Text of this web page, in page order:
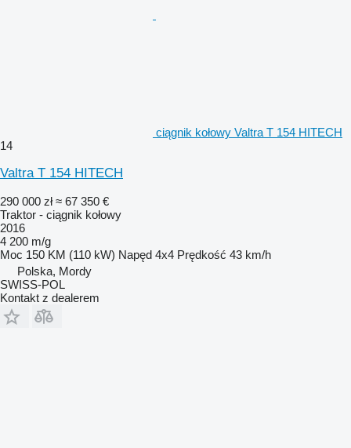
ciągnik kołowy Valtra T 154 HITECH
14
Valtra T 154 HITECH
290 000 zł ≈ 67 350 €
Traktor - ciągnik kołowy
2016
4 200 m/g
Moc 150 KM (110 kW) Napęd 4x4 Prędkość 43 km/h
Polska, Mordy
SWISS-POL
Kontakt z dealerem